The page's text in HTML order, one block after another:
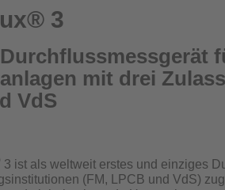
3
mit drei
VdS
3 ist als weltweit erstes und einziges
(FM, LPCB und VdS)